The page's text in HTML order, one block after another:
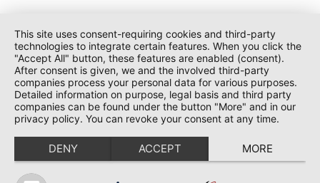
This site uses consent-requiring cookies and third-party
technologies to integrate certain features. When you click the
"Accept All" button, these features are enabled (consent).
After consent is given, we and the involved third-party
companies process your personal data for various purposes.
Detailed information on purpose, legal basis and third party
companies can be found under the button "More" and in our
privacy policy. You can revoke your consent at any time.
DENY ACCEPT MORE